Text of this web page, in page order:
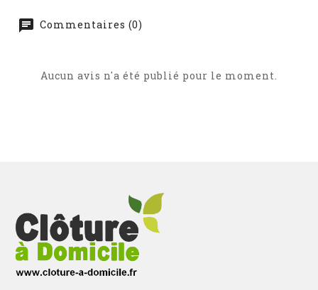
Commentaires (0)
Aucun avis n'a été publié pour le moment.